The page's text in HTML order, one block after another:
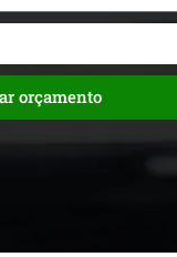
orçamento